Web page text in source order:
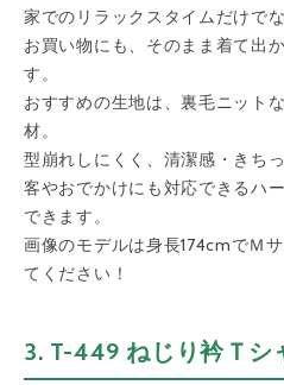
家でのリラックスタイムだけで
お買い物にも、そのまま着て出
す。
おすすめの生地は、裏毛ニット
材。
型崩れしにくく、清潔感・きち
客やおでかけにも対応できるハ
できます。
画像のモデルは身長174cmでＭ
てください！
3. T-449 ねじり衿Ｔシ